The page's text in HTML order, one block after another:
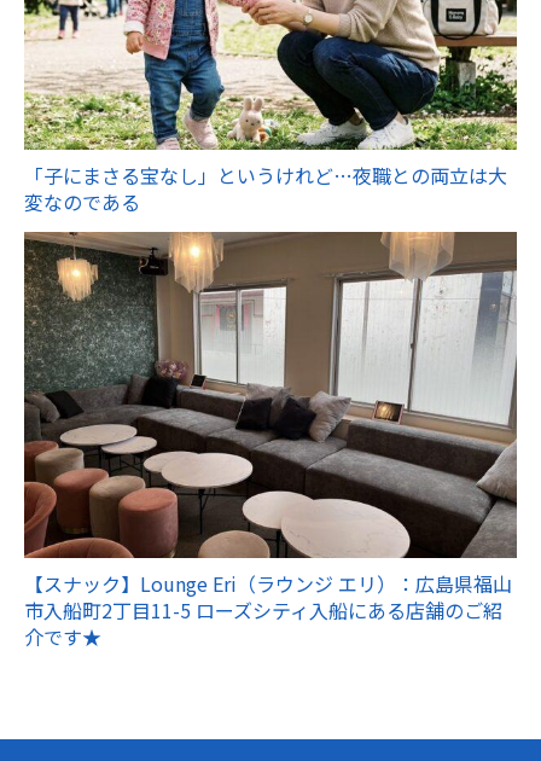
「子にまさる宝なし」というけれど…夜職との両立は大
変なのである
【スナック】Lounge Eri（ラウンジ エリ）：広島県福山
市入船町2丁目11-5 ローズシティ入船にある店舗のご紹
介です★